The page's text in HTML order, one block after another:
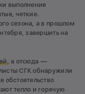
выполнения
четкие.
сезона, а в прошлом
завершить на
, а отсюда —
СГК обнаружили
обстоятельство
тепло и горячую